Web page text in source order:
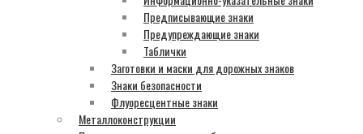
Предписывающие знаки
Предупреждающие знаки
Таблички
Заготовки и маски для дорожных знаков
Знаки безопасности
Флуоресцентные знаки
Металлоконструкции